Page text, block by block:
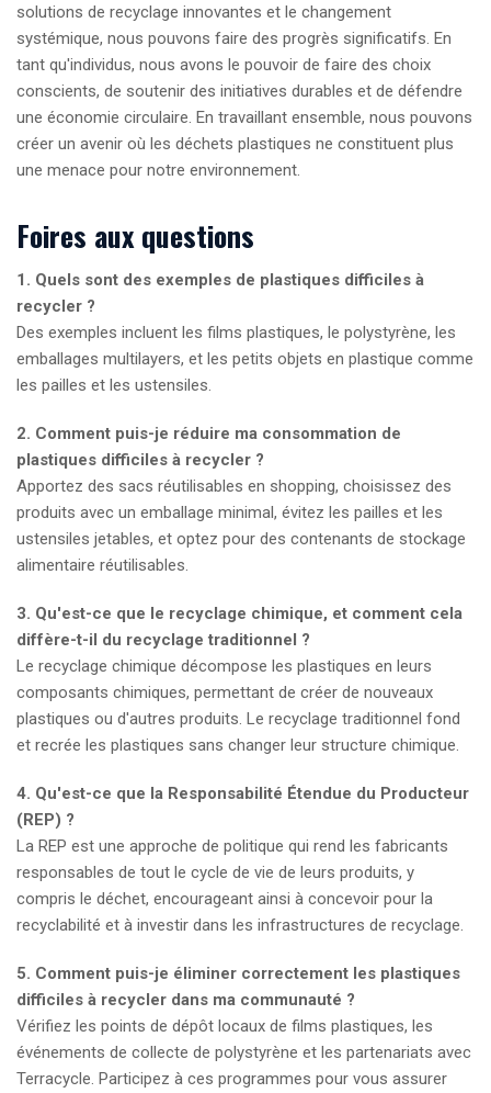
solutions de recyclage innovantes et le changement
systémique, nous pouvons faire des progrès significatifs. En
tant qu'individus, nous avons le pouvoir de faire des choix
conscients, de soutenir des initiatives durables et de défendre
une économie circulaire. En travaillant ensemble, nous pouvons
créer un avenir où les déchets plastiques ne constituent plus
une menace pour notre environnement.
Foires aux questions
1. Quels sont des exemples de plastiques difficiles à
recycler ?
Des exemples incluent les films plastiques, le polystyrène, les
emballages multilayers, et les petits objets en plastique comme
les pailles et les ustensiles.
2. Comment puis-je réduire ma consommation de
plastiques difficiles à recycler ?
Apportez des sacs réutilisables en shopping, choisissez des
produits avec un emballage minimal, évitez les pailles et les
ustensiles jetables, et optez pour des contenants de stockage
alimentaire réutilisables.
3. Qu'est-ce que le recyclage chimique, et comment cela
diffère-t-il du recyclage traditionnel ?
Le recyclage chimique décompose les plastiques en leurs
composants chimiques, permettant de créer de nouveaux
plastiques ou d'autres produits. Le recyclage traditionnel fond
et recrée les plastiques sans changer leur structure chimique.
4. Qu'est-ce que la Responsabilité Étendue du Producteur
(REP) ?
La REP est une approche de politique qui rend les fabricants
responsables de tout le cycle de vie de leurs produits, y
compris le déchet, encourageant ainsi à concevoir pour la
recyclabilité et à investir dans les infrastructures de recyclage.
5. Comment puis-je éliminer correctement les plastiques
difficiles à recycler dans ma communauté ?
Vérifiez les points de dépôt locaux de films plastiques, les
événements de collecte de polystyrène et les partenariats avec
Terracycle. Participez à ces programmes pour vous assurer